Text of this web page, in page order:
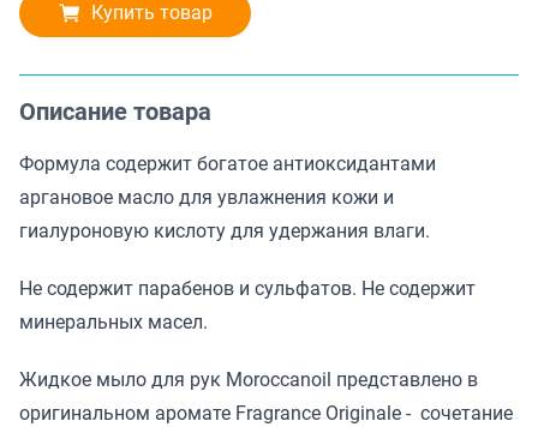
Купить товар
Описание товара
Формула содержит богатое антиоксидантами
аргановое масло для увлажнения кожи и
гиалуроновую кислоту для удержания влаги.
Не содержит парабенов и сульфатов. Не содержит
минеральных масел.
Жидкое мыло для рук Moroccanoil представлено в
оригинальном аромате Fragrance Originale - сочетание